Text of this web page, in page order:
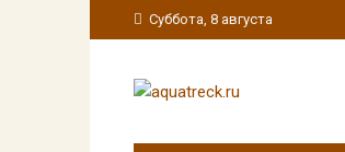
Суббота, 8 августа